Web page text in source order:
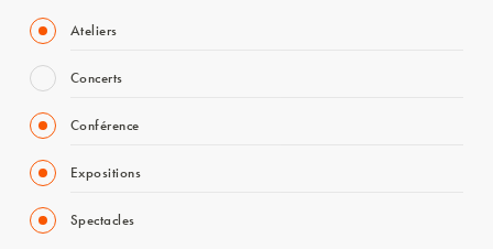
Ateliers
Concerts
Conférence
Expositions
Spectacles